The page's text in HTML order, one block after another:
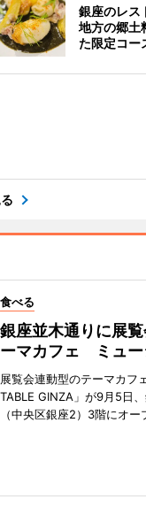
銀座のレス
地方の郷土
た限定コー
食べる
銀座並木通りに展
ーマカフェ ミュー
展覧会連動型のテーマカフ
TABLE GINZA」が9月5日
（中央区銀座2）3階にオー